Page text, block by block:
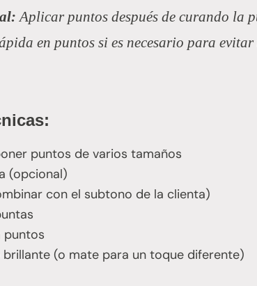
Aplicar puntos después de curando la
en puntos si es necesario para
puntos de varios tamaños
(opcional)
con el subtono de la clienta)
puntos
(o mate para un toque diferente)